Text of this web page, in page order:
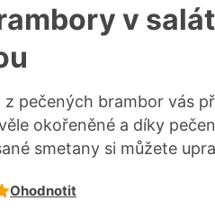
v
pečených brambor vás
okořeněné a díky
smetany si můžete
Ohodnotit